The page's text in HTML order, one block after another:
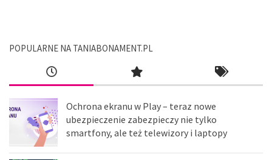
POPULARNE NA TANIABONAMENT.PL
Ochrona ekranu w Play – teraz nowe
ubezpieczenie zabezpieczy nie tylko
smartfony, ale też telewizory i laptopy